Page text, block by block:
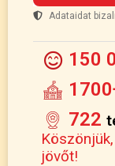
Adataidat
150
722
jövőt!